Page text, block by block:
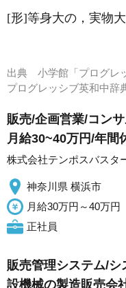
[形]等身大の，実物
出典 小学館「プログレ
プログレッシブ英和中
販売/企画営業/コン
月給30~40万円/年間
株式会社テンポスバスタ
神奈川県 横浜市
月給30万円～40万円
正社員
販売管理システム/
設機械の製造販売会